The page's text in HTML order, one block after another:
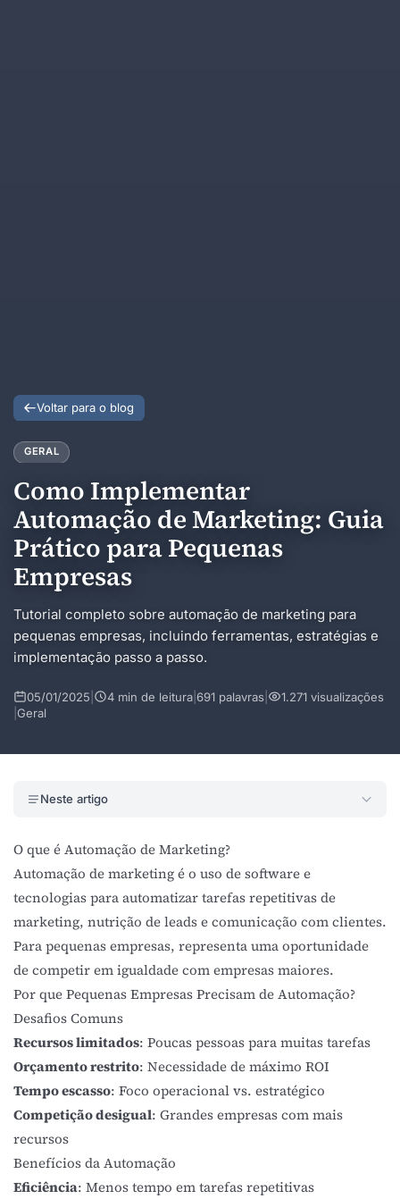
Voltar para o blog
GERAL
Como Implementar
Automação de Marketing: Guia
Prático para Pequenas
Empresas
Tutorial completo sobre automação de marketing para
pequenas empresas, incluindo ferramentas, estratégias e
implementação passo a passo.
05/01/2025 4 min de leitura 691 palavras
1.271 visualizações
Geral
Neste artigo
O que é Automação de Marketing?
Automação de marketing é o uso de software e
tecnologias para automatizar tarefas repetitivas de
marketing, nutrição de leads e comunicação com clientes.
Para pequenas empresas, representa uma oportunidade
de competir em igualdade com empresas maiores.
Por que Pequenas Empresas Precisam de Automação?
Desafios Comuns
Recursos limitados: Poucas pessoas para muitas tarefas
Orçamento restrito: Necessidade de máximo ROI
Tempo escasso: Foco operacional vs. estratégico
Competição desigual: Grandes empresas com mais
recursos
Benefícios da Automação
Eficiência: Menos tempo em tarefas repetitivas